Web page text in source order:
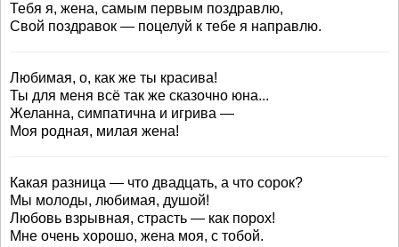
Тебя я, жена, самым первым поздравлю,
Свой поздравок — поцелуй к тебе я направлю.
Любимая, о, как же ты красива!
Ты для меня всё так же сказочно юна...
Желанна, симпатична и игрива —
Моя родная, милая жена!
Какая разница — что двадцать, а что сорок?
Мы молоды, любимая, душой!
Любовь взрывная, страсть — как порох!
Мне очень хорошо, жена моя, с тобой.